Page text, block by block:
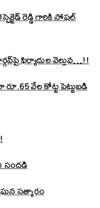
రెడ్డి గారికి సోషల్‌
ఫిర్యాదుల వెల్లువ…!!
వేల కోట్ట పెట్టుబడి
సందడి
సత్కారం